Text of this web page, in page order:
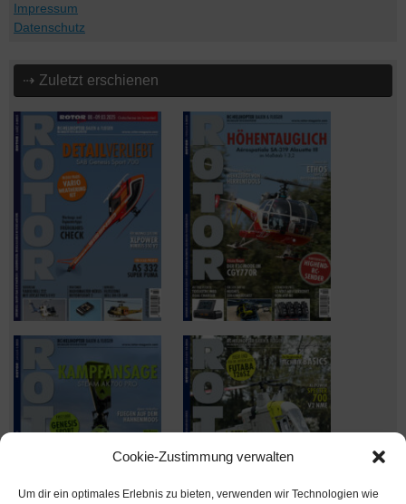
Cookie-Zustimmung verwalten
Um dir ein optimales Erlebnis zu bieten, verwenden wir Technologien wie
Impressum
Datenschutz
⇢ Zuletzt erschienen